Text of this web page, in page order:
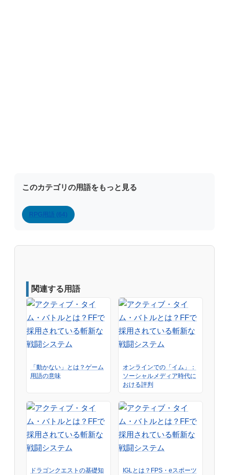
このカテゴリの用語をもっと見る
RPG用語 (64)
関連する用語
「動かない」とは？ゲーム
用語の意味
オンラインでの「イム」：
ソーシャルメディア時代に
おける評判
ドラゴンクエストの基礎知
IGLとは？FPS・eスポーツ